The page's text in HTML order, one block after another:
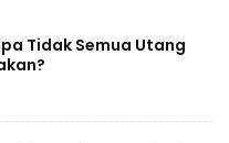
Tidak Semua Utang